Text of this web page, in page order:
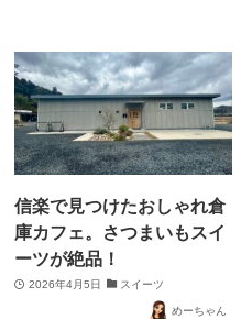
信楽で見つけたおしゃれ倉
庫カフェ。さつまいもスイ
ーツが絶品！
2026年4月5日 スイーツ
めーちゃん